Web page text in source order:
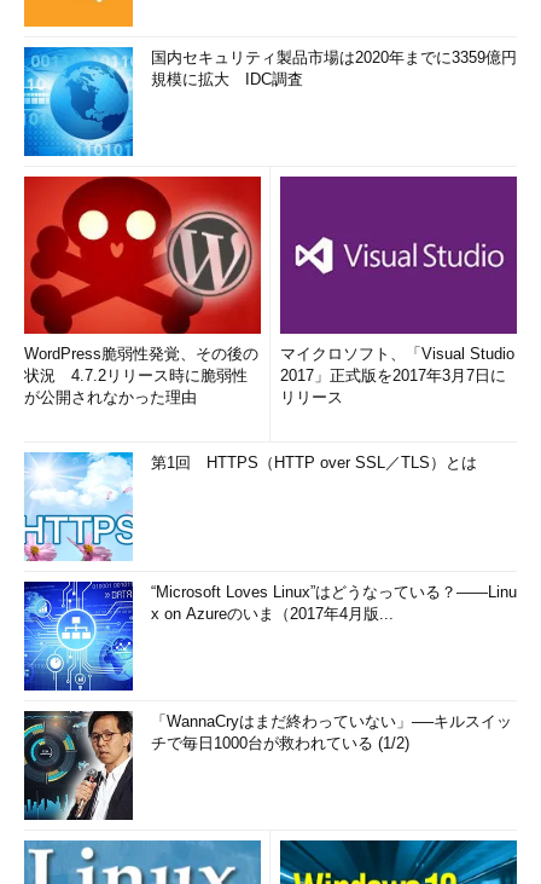
国内セキュリティ製品市場は2020年までに3359億円
規模に拡大 IDC調査
WordPress脆弱性発覚、その後の
状況 4.7.2リリース時に脆弱性
が公開されなかった理由
マイクロソフト、「Visual Studio
2017」正式版を2017年3月7日に
リリース
第1回 HTTPS（HTTP over SSL／TLS）とは
“Microsoft Loves Linux”はどうなっている？――Linu
x on Azureのいま（2017年4月版...
「WannaCryはまだ終わっていない」──キルスイッ
チで毎日1000台が救われている (1/2)